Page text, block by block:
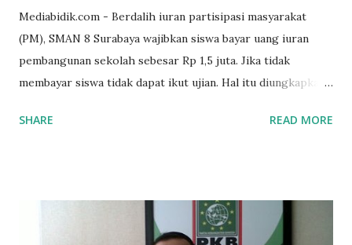
Mediabidik.com - Berdalih iuran partisipasi masyarakat
(PM), SMAN 8 Surabaya wajibkan siswa bayar uang iuran
pembangunan sekolah sebesar Rp 1,5 juta. Jika tidak
membayar siswa tidak dapat ikut ujian. Hal itu diungkapkan
SMAN 8 Jalan Iskandar Muda Surabaya mengatakan, ada
Mujib menambahkan, akhirnya terpaksa ortu nya pinjam
uang tetangga 500 ribu, agar anaknya bisa ikut ujian.
SHARE READ MORE